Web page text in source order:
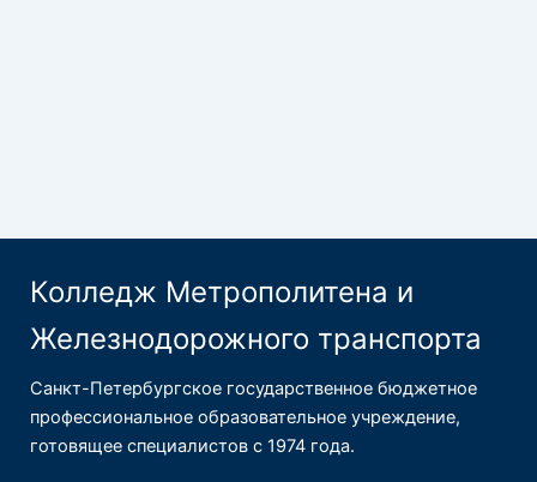
Колледж Метрополитена и
Железнодорожного транспорта
Санкт-Петербургское государственное бюджетное
профессиональное образовательное учреждение,
готовящее специалистов с 1974 года.